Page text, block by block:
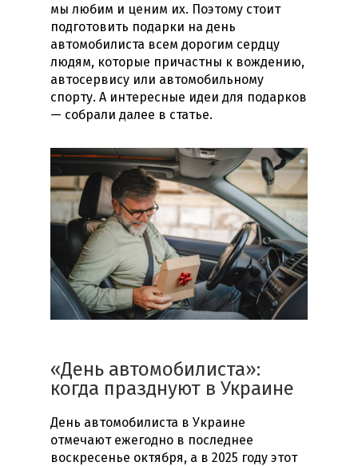
мы любим и ценим их. Поэтому стоит
подготовить подарки на день
автомобилиста всем дорогим сердцу
людям, которые причастны к вождению,
автосервису или автомобильному
спорту. А интересные идеи для подарков
— собрали далее в статье.
«День автомобилиста»:
когда празднуют в Украине
День автомобилиста в Украине
отмечают ежегодно в последнее
воскресенье октября, а в 2025 году этот